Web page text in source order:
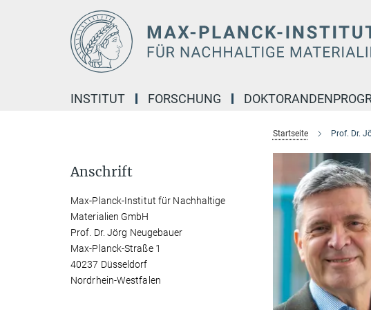
INSTITUT FORSCHUNG
Startseite Prof. Dr.
Anschrift
Max-Planck-Institut für Nachhaltige
Materialien GmbH
Prof. Dr. Jörg Neugebauer
Max-Planck-Straße 1
40237 Düsseldorf
Nordrhein-Westfalen